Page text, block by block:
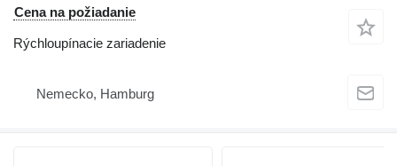
Cena na požiadanie
Rýchloupínacie zariadenie
Nemecko, Hamburg